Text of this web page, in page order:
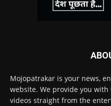
Mojopatrakar is your news,
website. We provide you
videos straight from the